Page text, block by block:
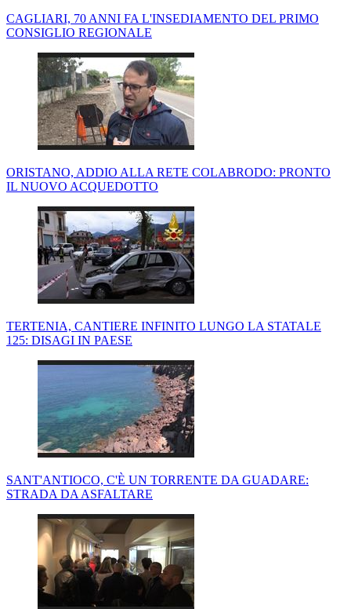
CAGLIARI, 70 ANNI FA L'INSEDIAMENTO DEL PRIMO
CONSIGLIO REGIONALE
ORISTANO, ADDIO ALLA RETE COLABRODO: PRONTO
IL NUOVO ACQUEDOTTO
TERTENIA, CANTIERE INFINITO LUNGO LA STATALE
125: DISAGI IN PAESE
SANT'ANTIOCO, C'È UN TORRENTE DA GUADARE:
STRADA DA ASFALTARE